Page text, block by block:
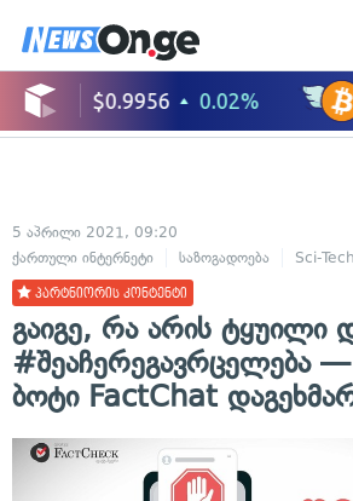
5 აპრილი 2021, 09:20
ქართული ინტერნეტი
საზოგადოება Sci-Tech
პარტნიორის კონტენტი
გაიგე, რა არის ტყუილი
#შეაჩერეგავრცელება —
ბოტი FactChat